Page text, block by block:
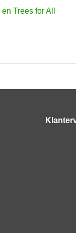
Trees for All